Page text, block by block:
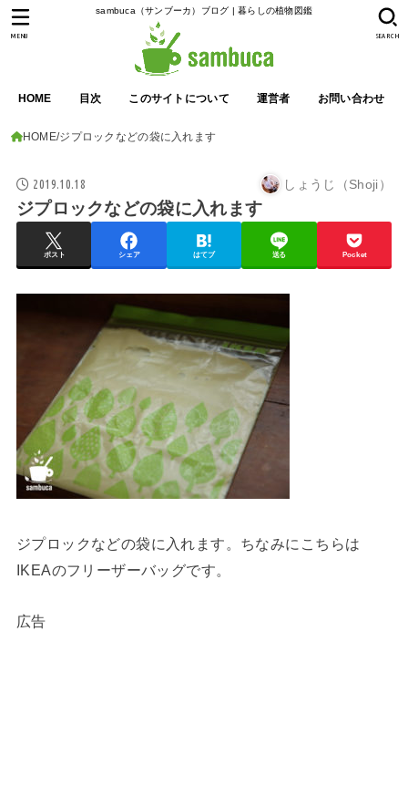
sambuca（サンブーカ）ブログ | 暮らしの植物図鑑
HOME 目次 このサイトについて 運営者 お問い合わせ
SEARCH
MENU
HOME ジプロックなどの袋に入れます
2019.10.18 しょうじ（Shoji）
ジプロックなどの袋に入れます
ポスト シェア はてブ 送る Pocket
ジプロックなどの袋に入れます。ちなみにこちらは
IKEAのフリーザーバッグです。
広告